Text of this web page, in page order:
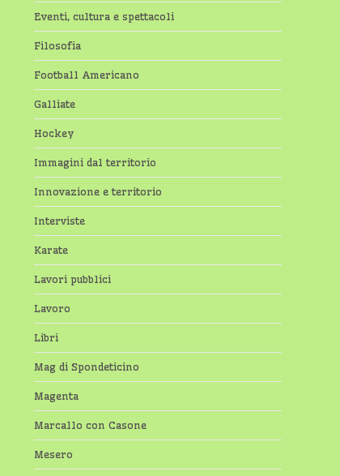
Eventi, cultura e spettacoli
Filosofia
Football Americano
Galliate
Hockey
Immagini dal territorio
Innovazione e territorio
Interviste
Karate
Lavori pubblici
Lavoro
Libri
Mag di Spondeticino
Magenta
Marcallo con Casone
Mesero